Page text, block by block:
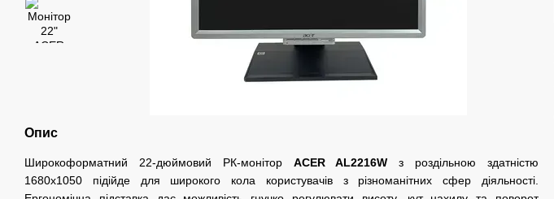
Опис
Широкоформатний 22-дюймовий РК-монітор ACER AL2216W з роздільною здатністю
1680х1050 підійде для широкого кола користувачів з різноманітних сфер діяльності.